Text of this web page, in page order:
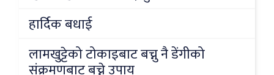
हार्दिक बधाई
लामखुट्टेको टोकाइबाट बच्नु नै डेंगीको
संक्रमणबाट बच्ने उपाय